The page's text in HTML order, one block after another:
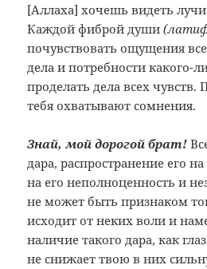
[Аллаха] хочешь видеть
Каждой фиброй души
почувствовать ощущения
дела и потребности какого-
проделать дела всех чувств.
тебя охватывают сомнения.
Знай, мой дорогой брат!
дара, распространение его
на его неполноценность и
не может быть признаком
исходит от неких воли и
наличие такого дара, как
не снижает твою в них